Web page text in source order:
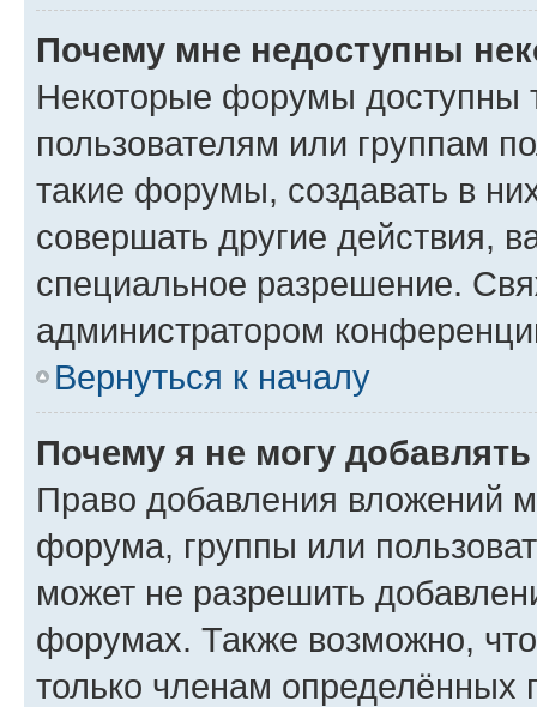
Почему мне недоступны
Некоторые форумы доступны
пользователям или группам
такие форумы, создавать в
совершать другие действия,
специальное разрешение.
администратором
Вернуться к началу
Почему я не могу
Право добавления вложений
форума, группы или
может не разрешить
форумах. Также возможно,
только членам определённых